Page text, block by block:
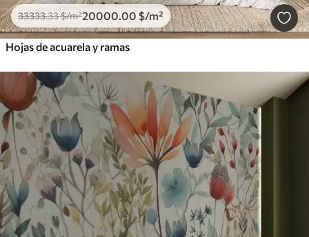
33333.33$/m²20000.00 $/m²
Hojas de acuarela y ramas